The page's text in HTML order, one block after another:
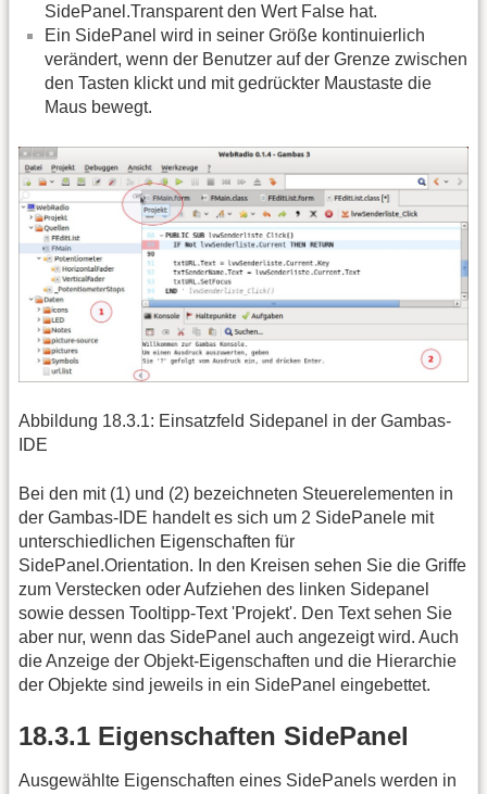
SidePanel.Transparent den Wert False hat.
Ein SidePanel wird in seiner Größe kontinuierlich
verändert, wenn der Benutzer auf der Grenze zwischen
den Tasten klickt und mit gedrückter Maustaste die
Maus bewegt.
Abbildung 18.3.1: Einsatzfeld Sidepanel in der Gambas-
IDE
Bei den mit (1) und (2) bezeichneten Steuerelementen in
der Gambas-IDE handelt es sich um 2 SidePanele mit
unterschiedlichen Eigenschaften für
SidePanel.Orientation. In den Kreisen sehen Sie die Griffe
zum Verstecken oder Aufziehen des linken Sidepanel
sowie dessen Tooltipp-Text 'Projekt'. Den Text sehen Sie
aber nur, wenn das SidePanel auch angezeigt wird. Auch
die Anzeige der Objekt-Eigenschaften und die Hierarchie
der Objekte sind jeweils in ein SidePanel eingebettet.
18.3.1 Eigenschaften SidePanel
Ausgewählte Eigenschaften eines SidePanels werden in